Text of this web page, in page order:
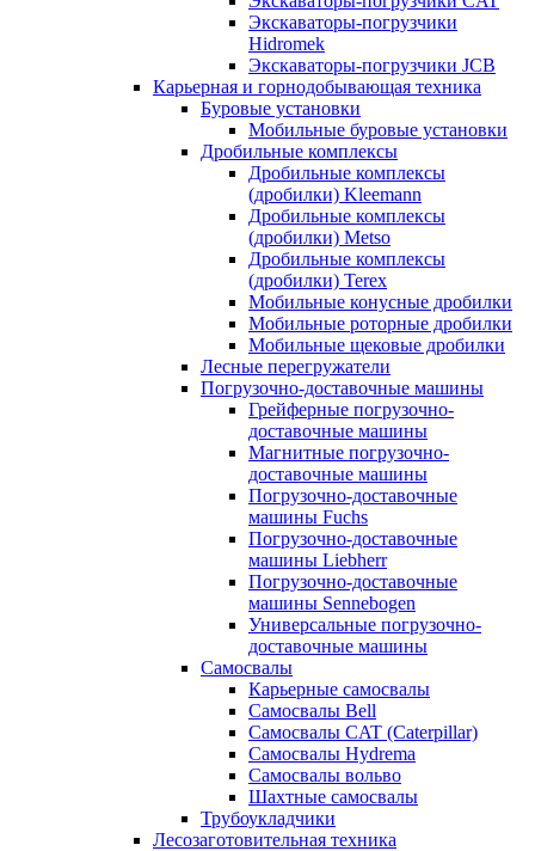
Экскаваторы-погрузчики
Hidromek
Экскаваторы-погрузчики JCB
Карьерная и горнодобывающая техника
Буровые установки
Мобильные буровые установки
Дробильные комплексы
Дробильные комплексы
(дробилки) Kleemann
Дробильные комплексы
(дробилки) Metso
Дробильные комплексы
(дробилки) Terex
Мобильные конусные дробилки
Мобильные роторные дробилки
Мобильные щековые дробилки
Лесные перегружатели
Погрузочно-доставочные машины
Грейферные погрузочно-
доставочные машины
Магнитные погрузочно-
доставочные машины
Погрузочно-доставочные
машины Fuchs
Погрузочно-доставочные
машины Liebherr
Погрузочно-доставочные
машины Sennebogen
Универсальные погрузочно-
доставочные машины
Самосвалы
Карьерные самосвалы
Самосвалы Bell
Самосвалы CAT (Caterpillar)
Самосвалы Hydrema
Самосвалы вольво
Шахтные самосвалы
Трубоукладчики
Лесозаготовительная техника